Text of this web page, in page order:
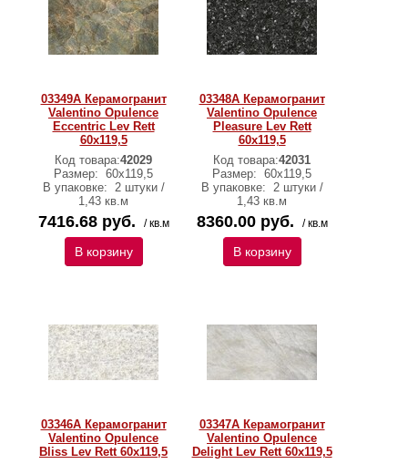
03349A Керамогранит
Valentino Opulence
Eccentric Lev Rett
60x119,5
Код товара:42029
Размер: 60x119,5
В упаковке: 2 штуки /
1,43 кв.м
7416.68 руб. / кв.м
В корзину
03348А Керамогранит
Valentino Opulence
Pleasure Lev Rett
60x119,5
Код товара:42031
Размер: 60x119,5
В упаковке: 2 штуки /
1,43 кв.м
8360.00 руб. / кв.м
В корзину
03346A Керамогранит
Valentino Opulence
Bliss Lev Rett 60x119,5
03347A Керамогранит
Valentino Opulence
Delight Lev Rett 60x119,5